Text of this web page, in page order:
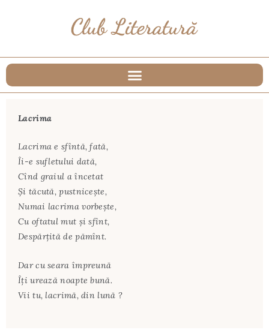
Lacrima
Lacrima e sfîntă, fată,
Îi-e sufletului dată,
Cînd graiul a încetat
Și tăcută, pustniceşte,
Numai lacrima vorbește,
Cu oftatul mut și sfînt,
Despărțită de pămînt.
Dar cu seara împreună
Îți urează noapte bună.
Vii tu, lacrimă, din lună ?